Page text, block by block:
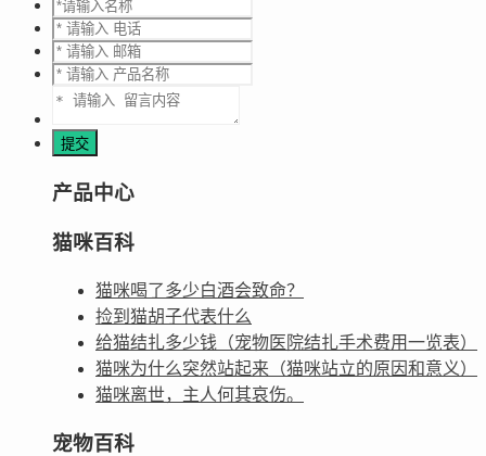
产品中心
猫咪百科
猫咪喝了多少白酒会致命？
捡到猫胡子代表什么
给猫结扎多少钱（宠物医院结扎手术费用一览表）
猫咪为什么突然站起来（猫咪站立的原因和意义）
猫咪离世，主人何其哀伤。
宠物百科